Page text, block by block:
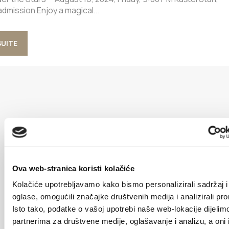
Ova web-stranica koristi kolačiće
Kolačiće upotrebljavamo kako bismo personalizirali sadržaj i
oglase, omogućili značajke društvenih medija i analizirali
Isto tako, podatke o vašoj upotrebi naše web-lokacije
partnerima za društvene medije, oglašavanje i analizu, a oni
Enjoy a magical...